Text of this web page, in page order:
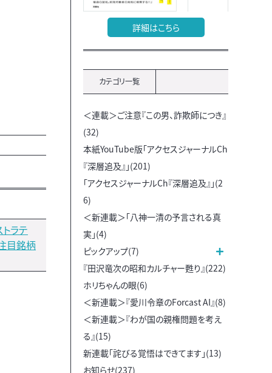
ラテ
目銘柄
詳細はこちら
カテゴリ一覧
＜連載＞ご注意『この男、詐欺師につき』
(32)
本紙YouTube版「アクセスジャーナルCh
『深層追及』」(201)
「アクセスジャーナルCh『深層追及』」(2
6)
＜新連載＞「八神一清の予言される真
実」(4)
ピックアップ(7)
『田沢竜次の昭和カルチャー甦り』(222)
ホリちゃんの眼(6)
＜新連載＞『愛川令章のForcast AI』(8)
＜新連載＞『わが国の親権問題を考え
る』(15)
新連載「詫びる覚悟はできてます」(13)
お知らせ(237)